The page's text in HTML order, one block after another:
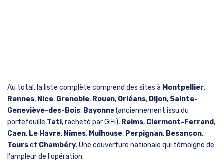
Au total, la liste complète comprend des sites à Montpellier,
Rennes, Nice, Grenoble, Rouen, Orléans, Dijon, Sainte-
Geneviève-des-Bois, Bayonne(anciennement issu du
portefeuille Tati, racheté par GiFi), Reims, Clermont-Ferrand,
Caen, Le Havre, Nîmes, Mulhouse, Perpignan, Besançon,
Tourset Chambéry. Une couverture nationale qui témoigne de
l'ampleur de l'opération.